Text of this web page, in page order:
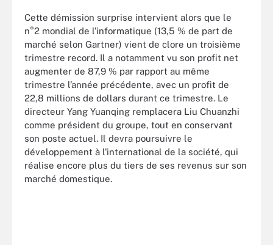
Cette démission surprise intervient alors que le
n°2 mondial de l’informatique (13,5 % de part de
marché selon Gartner) vient de clore un troisième
trimestre record. Il a notamment vu son profit net
augmenter de 87,9 % par rapport au même
trimestre l’année précédente, avec un profit de
22,8 millions de dollars durant ce trimestre. Le
directeur Yang Yuanqing remplacera Liu Chuanzhi
comme président du groupe, tout en conservant
son poste actuel. Il devra poursuivre le
développement à l'international de la société, qui
réalise encore plus du tiers de ses revenus sur son
marché domestique.